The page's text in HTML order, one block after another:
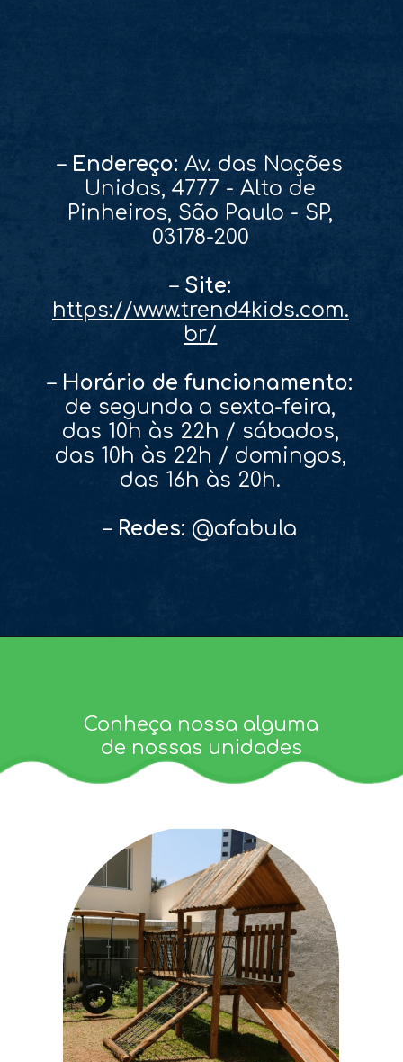
– Endereço: Av. das Nações
Unidas, 4777 - Alto de
Pinheiros, São Paulo - SP,
03178-200
– Site:
https://www.trend4kids.com.
br/
– Horário de funcionamento:
de segunda a sexta-feira,
das 10h às 22h / sábados,
das 10h às 22h / domingos,
das 16h às 20h.
– Redes: @afabula
Conheça nossa alguma
de nossas unidades